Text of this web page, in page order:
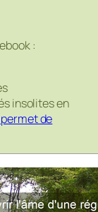
:
insolites en
de